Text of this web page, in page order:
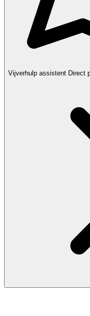
Vijverhulp assistent Direct